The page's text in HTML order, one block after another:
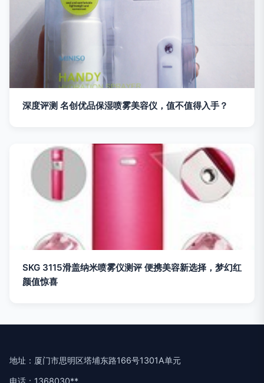
深度评测 名创优品保湿喷雾美容仪，值不值得入手？
SKG 3115滑盖纳米喷雾仪测评 便携美容新选择，梦幻红
颜值惊喜
地址：厦门市思明区塔埔东路166号1301A单元
电话：1368030**